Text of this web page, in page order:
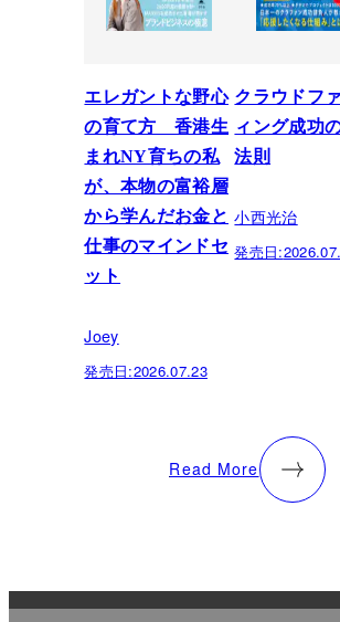
エレガントな野心
の育て方 香港生
まれNY育ちの私
が、本物の富裕層
から学んだお金と
仕事のマインドセ
ット
Joey
発売日:2026.07.23
クラウドフ
ィング成功
法則
小西光治
発売日:
Read More